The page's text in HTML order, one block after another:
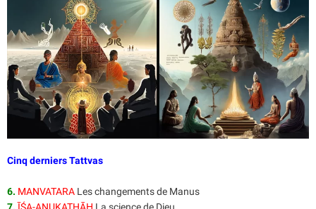
Cinq derniers Tattvas
6. MANVATARA Les changements de Manus
7. ĪŚA-ANUKATHĀḤ La science de Dieu